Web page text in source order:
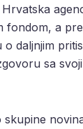
fondom, a
o daljnjim
sa
skupine